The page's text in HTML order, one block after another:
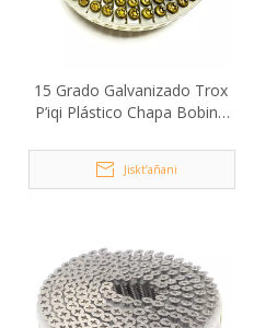
15 Grado Galvanizado Trox
P’iqi Plástico Chapa Bobina
Jiskt’añani